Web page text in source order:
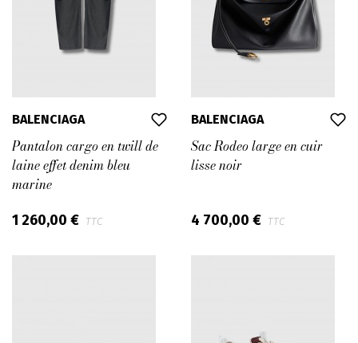
BALENCIAGA
Pantalon cargo en twill de
laine effet denim bleu
marine
1 260,00 € TTC
BALENCIAGA
Sac Rodeo large en cuir
lisse noir
4 700,00 € TTC